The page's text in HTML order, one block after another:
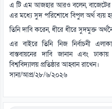
এ টি এম আজহার আরও বলেন, বাজেটের
এর মধ্যে সুদ পরিশোধে বিপুল অর্থ ব্যয়
তিনি দাবি করেন, ধীরে ধীরে সুদমুক্ত
এর বাইরে তিনি নিজ নির্বাচনী
বাস্তবায়নের দাবি জানান এবং
বিশ্ববিদ্যালয় প্রতিষ্ঠার আহ্বান রাখেন।
সানা/আপ্র/২৮/৬/২০২৬